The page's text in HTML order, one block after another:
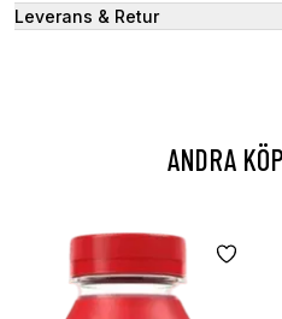
Leverans & Retur
ANDRA